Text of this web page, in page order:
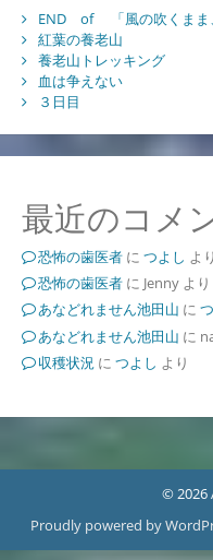
END of 「風の吹くまま
紅葉の養老山
養老山トレッキング
血は争えない
３日目
最近のコメ
恐怖の歯医者に つよし より
恐怖の歯医者に Jennyより
あなどれません池田山 に
あなどれません池田山 に
収穫状況に つよし より
© 2026
Proudly powered by